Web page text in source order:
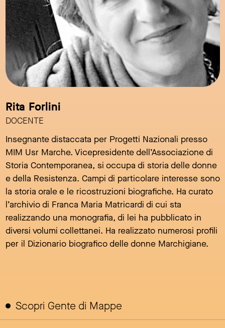
Rita Forlini
DOCENTE
Insegnante distaccata per Progetti Nazionali presso
MIM Usr Marche. Vicepresidente dell’Associazione di
Storia Contemporanea, si occupa di storia delle donne
e della Resistenza. Campi di particolare interesse sono
la storia orale e le ricostruzioni biografiche. Ha curato
l’archivio di Franca Maria Matricardi di cui sta
realizzando una monografia, di lei ha pubblicato in
diversi volumi collettanei. Ha realizzato numerosi profili
per il Dizionario biografico delle donne Marchigiane.
Scopri Gente di Mappe